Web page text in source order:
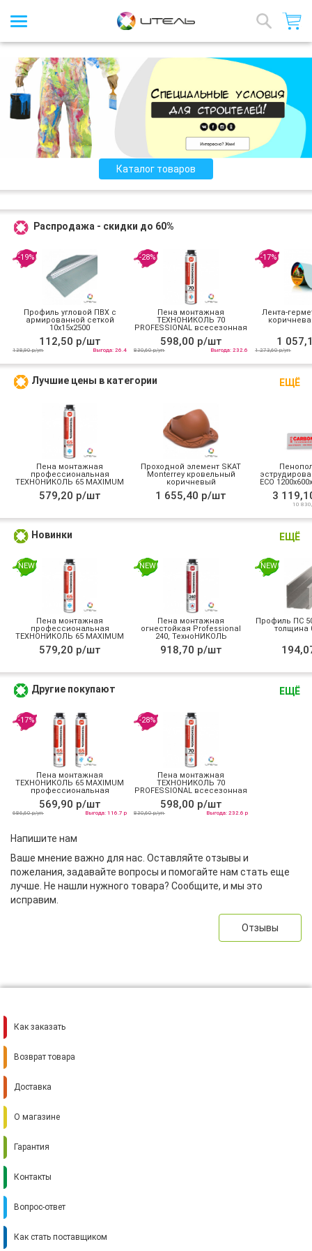
Каталог товаров
Распродажа - скидки до 60%
-19%
Профиль угловой ПВХ с
армированной сеткой
10х15x2500
112,50 р/шт
138,90 р/уп Выгода: 26.4
-28%
Пена монтажная
ТЕХНОНИКОЛЬ 70
PROFESSIONAL всесезонная
598,00 р/шт
830,60 р/уп Выгода: 232.6
-17%
Лента-
1
1 273,60 р/уп
ЕЩЁ
Лучшие цены в категории
Пена монтажная
профессиональная
ТЕХНОНИКОЛЬ 65 MAXIMUM
зимняя
579,20 р/шт
Проходной элемент SKAT
Monterrey кровельный
коричневый
1 655,40 р/шт
ECO
3
10
ЕЩЁ
Новинки
NEW
Пена монтажная
профессиональная
ТЕХНОНИКОЛЬ 65 MAXIMUM
зимняя
579,20 р/шт
NEW
Пена монтажная
огнестойкая Professional
240, ТехноНИКОЛЬ
918,70 р/шт
NEW
Профиль ПС
толщина
ЕЩЁ
Другие покупают
-17%
Пена монтажная
ТЕХНОНИКОЛЬ 65 MAXIMUM
профессиональная
всесезонная
569,90 р/шт
686,60 р/уп Выгода: 116.7 р
-28%
Пена монтажная
ТЕХНОНИКОЛЬ 70
PROFESSIONAL всесезонная
598,00 р/шт
830,60 р/уп Выгода: 232.6 р
Напишите нам
Ваше мнение важно для нас. Оставляйте отзывы и
пожелания, задавайте вопросы и помогайте нам стать еще
лучше. Не нашли нужного товара? Сообщите, и мы это
исправим.
Отзывы
Как заказать
Возврат товара
Доставка
О магазине
Гарантия
Контакты
Вопрос-ответ
Как стать поставщиком